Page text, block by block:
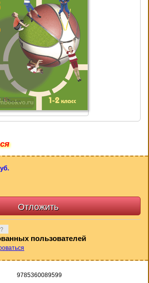
пользователей
9785360089599